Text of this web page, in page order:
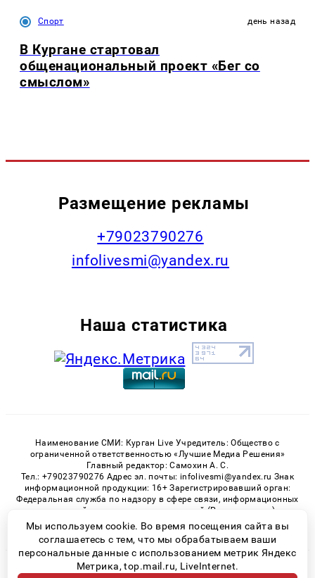
Спорт день назад
В Кургане стартовал
общенациональный проект «Бег со
смыслом»
Размещение рекламы
+79023790276
infolivesmi@yandex.ru
Наша статистика
Наименование СМИ: Курган Live Учредитель: Общество с
ограниченной ответственностью «Лучшие Медиа Решения»
Главный редактор: Самохин А. С.
Тел.: +79023790276 Адрес эл. почты: infolivesmi@yandex.ru Знак
информационной продукции: 16+ Зарегистрировавший орган:
Федеральная служба по надзору в сфере связи, информационных
технологий и массовых коммуникаций (Роскомнадзор)
Регистрационный номер СМИ ЭЛ № ФС 77 - 82535 от 21.01.2022
© 2026 «Kurgan-Live» | Все права защищены
Мы используем cookie. Во время посещения сайта вы
соглашаетесь с тем, что мы обрабатываем ваши
персональные данные с использованием метрик Яндекс
Метрика, top.mail.ru, LiveInternet.